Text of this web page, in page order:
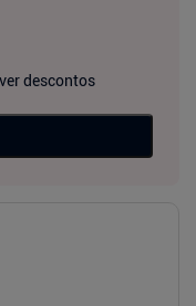
descontos